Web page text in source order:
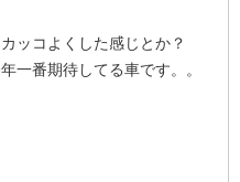
ッコよくした感じとか？
一番期待してる車です。。